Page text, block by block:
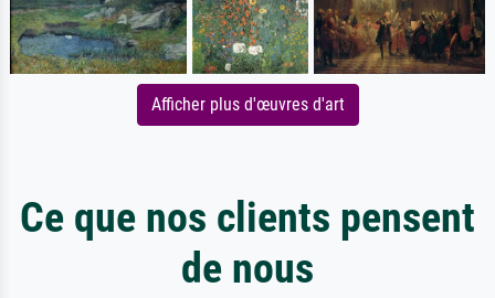
Afficher plus d'œuvres d'art
Ce que nos clients pensent
de nous